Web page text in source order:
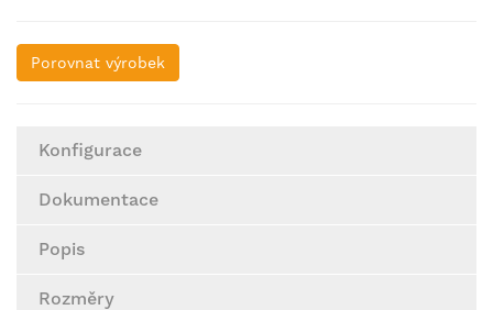
Porovnat výrobek
Konfigurace
Dokumentace
Popis
Rozměry